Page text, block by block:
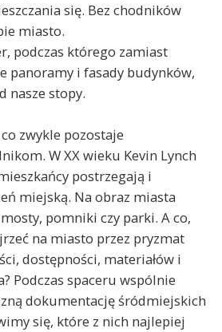
się. Bez chodników
miasto.
podczas którego zamiast
panoramy i fasady budynków,
nasze stopy.
zwykle pozostaje
W XX wieku Kevin Lynch
postrzegają i
miejską. Na obraz miasta
pomniki czy parki. A co,
na miasto przez pryzmat
dostępności, materiałów i
Podczas spaceru wspólnie
dokumentację śródmiejskich
się, które z nich najlepiej